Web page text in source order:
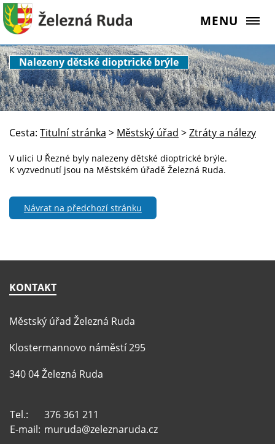
MENU
Nalezeny dětské dioptrické brýle
Cesta: Titulní stránka > Městský úřad >Ztráty a nálezy
V ulici U Řezné byly nalezeny dětské dioptrické brýle.
K vyzvednutí jsou na Městském úřadě Železná Ruda.
Návrat na předchozí stránku
KONTAKT
Městský úřad Železná Ruda
Klostermannovo náměstí 295
340 04 Železná Ruda
Tel.:
376 361 211
E-mail: muruda@zeleznaruda.cz